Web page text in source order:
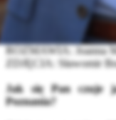
ROZMAWIA: Joanna
ZDJĘCIA: Sławomir
Jak się Pan czuje
Poznania?